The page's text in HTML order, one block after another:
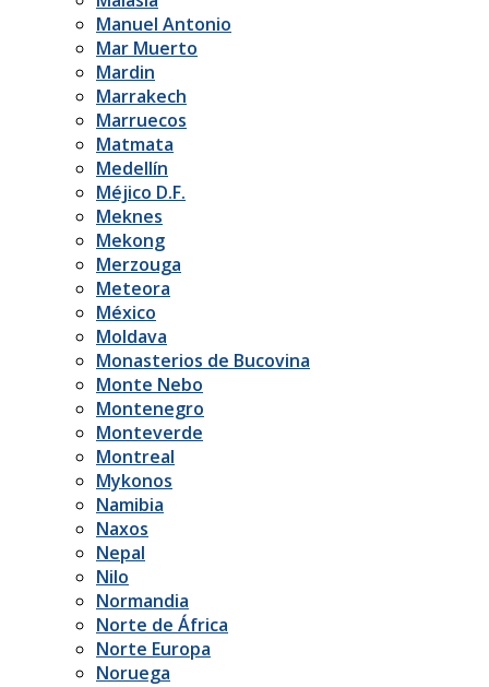
Manuel Antonio
Mar Muerto
Mardin
Marrakech
Marruecos
Matmata
Medellín
Méjico D.F.
Meknes
Mekong
Merzouga
Meteora
México
Moldava
Monasterios de Bucovina
Monte Nebo
Montenegro
Monteverde
Montreal
Mykonos
Namibia
Naxos
Nepal
Nilo
Normandia
Norte de África
Norte Europa
Noruega